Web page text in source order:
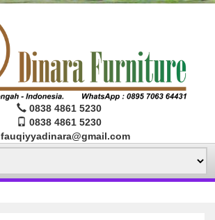
0838 4861 5230
0838 4861 5230
fauqiyyadinara@gmail.com